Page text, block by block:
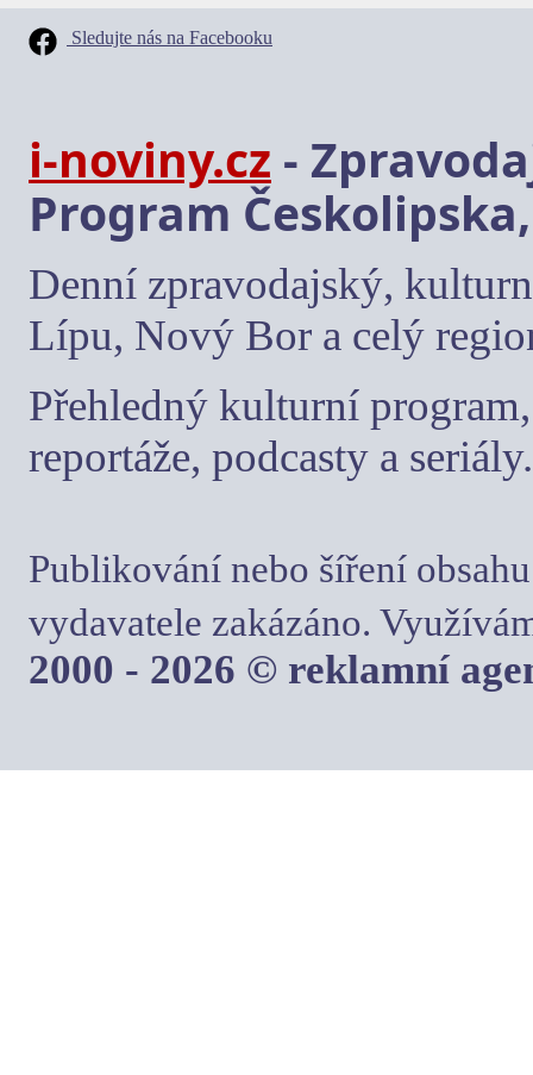
Sledujte nás na Facebooku
i-noviny.cz -
Program
Denní zpravodajský,
Lípu, Nový Bor a celý
Přehledný kulturní
reportáže, podcasty a seriály.
Publikování nebo šíření
vydavatele zakázáno.
2000 - 2026 © reklamní